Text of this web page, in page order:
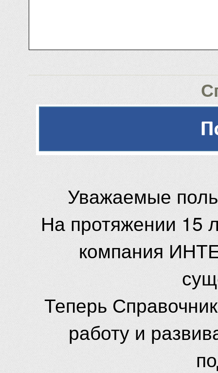
Уважаемые
На протяжении 15
компания
Теперь
работу и